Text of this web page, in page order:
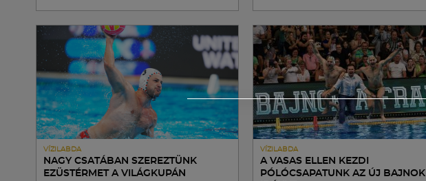
VÍZILABDA
NAGY CSATÁBAN SZEREZTÜNK
EZÜSTÉRMET A VILÁGKUPÁN
VÍZILABDA
A VASAS ELLEN KEZDI
PÓLÓCSAPATUNK AZ ÚJ BAJNOKI